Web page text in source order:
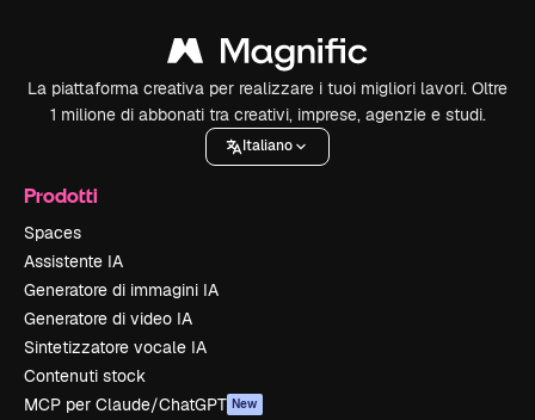
La piattaforma creativa per realizzare i tuoi migliori lavori. Oltre
1 milione di abbonati tra creativi, imprese, agenzie e studi.
Italiano
Prodotti
Spaces
Assistente IA
Generatore di immagini IA
Generatore di video IA
Sintetizzatore vocale IA
Contenuti stock
MCP per Claude/ChatGPT New